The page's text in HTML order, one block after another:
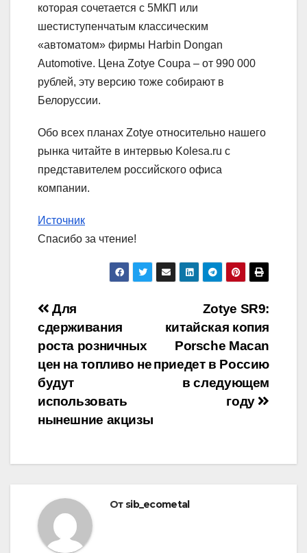
которая сочетается с 5МКП или
шестиступенчатым классическим
«автоматом» фирмы Harbin Dongan
Automotive. Цена Zotye Coupa – от 990 000
рублей, эту версию тоже собирают в
Белоруссии.
Обо всех планах Zotye относительно нашего
рынка читайте в интервью Kolesa.ru с
представителем российского офиса
компании.
Источник
Спасибо за чтение!
Навигация
по
записям
Zotye SR9:
китайская копия
Porsche Macan
приедет в Россию
в следующем
году
Для
сдерживания
роста розничных
цен на топливо не
будут
использовать
нынешние акцизы
От sib_ecometal